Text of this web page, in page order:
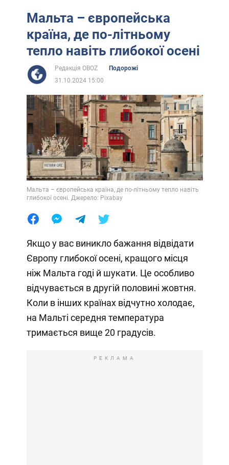
Мальта – європейська
країна, де по-літньому
тепло навіть глибокої осені
Редакція OBOZ
Подорожі
31.10.2024 15:00
Мальта – європейська країна, де по-літньому тепло навіть
глибокої осені. Джерело: Pixabay
Якщо у вас виникло бажання відвідати
Європу глибокої осені, кращого місця
ніж Мальта годі й шукати. Це особливо
відчувається в другій половині жовтня.
Коли в інших країнах відчутно холодає,
на Мальті середня температура
тримається вище 20 градусів.
РЕКЛАМА